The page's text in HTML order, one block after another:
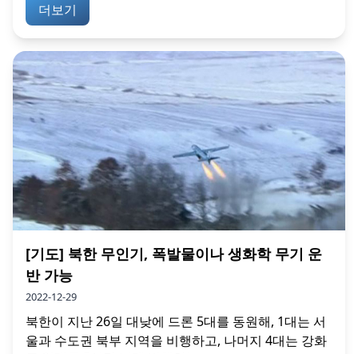
더보기
[기도] 북한 무인기, 폭발물이나 생화학 무기 운
반 가능
2022-12-29
북한이 지난 26일 대낮에 드론 5대를 동원해, 1대는 서
울과 수도권 북부 지역을 비행하고, 나머지 4대는 강화